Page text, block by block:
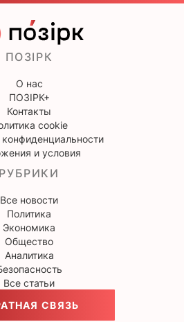
ПОЗІРК
О нас
ПОЗІРК+
Контакты
cookie
конфиденциальности
и условия
РУБРИКИ
Все новости
Политика
Экономика
Общество
Аналитика
Все статьи
СВЯЗЬ